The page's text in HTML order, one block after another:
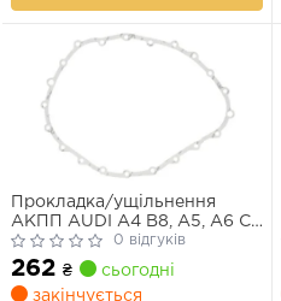
Прокладка/ущільнення
АКПП AUDI A4 B8, A5, A6 C7,
A7, Q5 1.8-3.2 06.07-09.18
0 відгуків
262 ₴
сьогодні
закінчується